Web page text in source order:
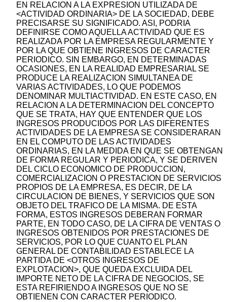
EN RELACION A LA EXPRESION UTILIZADA DE
<ACTIVIDAD ORDINARIA> DE LA SOCIEDAD, DEBE
PRECISARSE SU SIGNIFICADO. ASI, PODRIA
DEFINIRSE COMO AQUELLA ACTIVIDAD QUE ES
REALIZADA POR LA EMPRESA REGULARMENTE Y
POR LA QUE OBTIENE INGRESOS DE CARACTER
PERIODICO. SIN EMBARGO, EN DETERMINADAS
OCASIONES, EN LA REALIDAD EMPRESARIAL SE
PRODUCE LA REALIZACION SIMULTANEA DE
VARIAS ACTIVIDADES, LO QUE PODEMOS
DENOMINAR MULTIACTIVIDAD. EN ESTE CASO, EN
RELACION A LA DETERMINACION DEL CONCEPTO
QUE SE TRATA, HAY QUE ENTENDER QUE LOS
INGRESOS PRODUCIDOS POR LAS DIFERENTES
ACTIVIDADES DE LA EMPRESA SE CONSIDERARAN
EN EL COMPUTO DE LAS ACTIVIDADES
ORDINARIAS, EN LA MEDIDA EN QUE SE OBTENGAN
DE FORMA REGULAR Y PERIODICA, Y SE DERIVEN
DEL CICLO ECONOMICO DE PRODUCCION,
COMERCIALIZACION O PRESTACION DE SERVICIOS
PROPIOS DE LA EMPRESA, ES DECIR, DE LA
CIRCULACION DE BIENES, Y SERVICIOS QUE SON
OBJETO DEL TRAFICO DE LA MISMA. DE ESTA
FORMA, ESTOS INGRESOS DEBERAN FORMAR
PARTE, EN TODO CASO, DE LA CIFRA DE VENTAS O
INGRESOS OBTENIDOS POR PRESTACIONES DE
SERVICIOS, POR LO QUE CUANTO EL PLAN
GENERAL DE CONTABILIDAD ESTABLECE LA
PARTIDA DE <OTROS INGRESOS DE
EXPLOTACION>, QUE QUEDA EXCLUIDA DEL
IMPORTE NETO DE LA CIFRA DE NEGOCIOS, SE
ESTA REFIRIENDO A INGRESOS QUE NO SE
OBTIENEN CON CARACTER PERIODICO.